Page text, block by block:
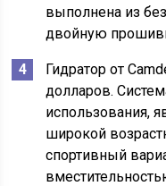
выполнена из
двойную
Гидратор от
долларов.
использования,
широкой
спортивный